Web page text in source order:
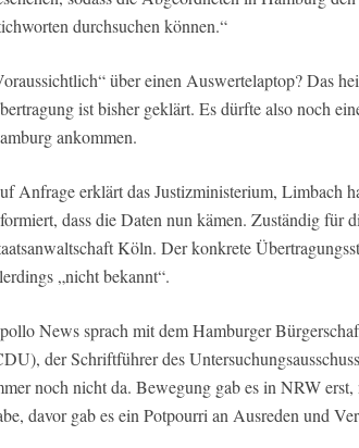
durchsuchen können.“
über einen Auswertelaptop? Das
ist bisher geklärt. Es dürfte also noch
ankommen.
Anfrage erklärt das Justizministerium, Limbach
dass die Daten nun kämen. Zuständig für
Köln. Der konkrete
„nicht bekannt“.
News sprach mit dem Hamburger
der Schriftführer des
noch nicht da. Bewegung gab es in NRW
davor gab es ein Potpourri an Ausreden und